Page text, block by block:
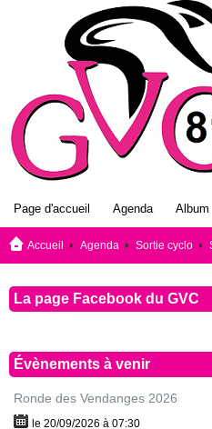
Page d'accueil Agenda Album
Accueil Agenda Sortie cyclo
La page Facebook du GVC
Évènements à venir
Ronde des Vendanges 2026
le 20/09/2026 à 07:30